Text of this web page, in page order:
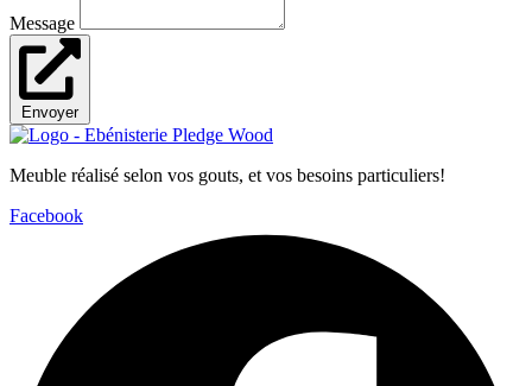
Message
Envoyer
Meuble réalisé selon vos gouts, et vos besoins particuliers!
Facebook